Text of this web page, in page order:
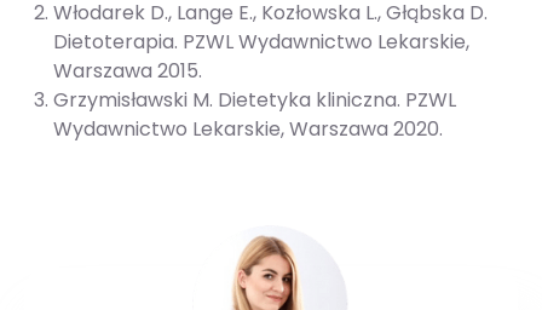
Włodarek D., Lange E., Kozłowska L., Głąbska D.
Dietoterapia. PZWL Wydawnictwo Lekarskie,
Warszawa 2015.
Grzymisławski M. Dietetyka kliniczna. PZWL
Wydawnictwo Lekarskie, Warszawa 2020.